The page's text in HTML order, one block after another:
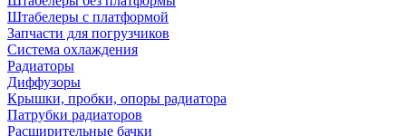
Штабелеры с платформой
Запчасти для погрузчиков
Система охлаждения
Радиаторы
Диффузоры
Крышки, пробки, опоры радиатора
Патрубки радиаторов
Расширительные бачки